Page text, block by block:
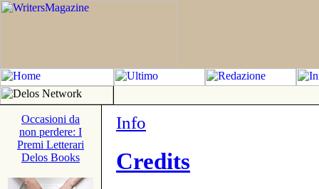
Occasioni da
non perdere: I
Premi Letterari
Delos Books
Info
Credits